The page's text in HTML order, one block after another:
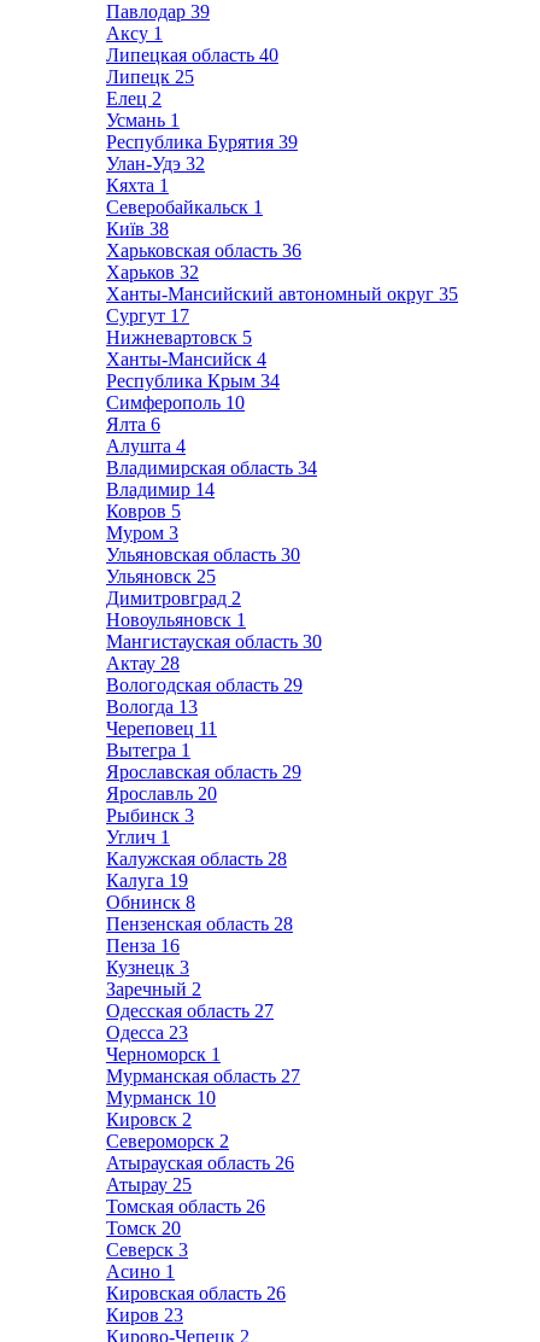
Павлодар 39
Аксу 1
Липецкая область 40
Липецк 25
Елец 2
Усмань 1
Республика Бурятия 39
Улан-Удэ 32
Кяхта 1
Северобайкальск 1
Київ 38
Харьковская область 36
Харьков 32
Ханты-Мансийский автономный округ 35
Сургут 17
Нижневартовск 5
Ханты-Мансийск 4
Республика Крым 34
Симферополь 10
Ялта 6
Алушта 4
Владимирская область 34
Владимир 14
Ковров 5
Муром 3
Ульяновская область 30
Ульяновск 25
Димитровград 2
Новоульяновск 1
Мангистауская область 30
Актау 28
Вологодская область 29
Вологда 13
Череповец 11
Вытегра 1
Ярославская область 29
Ярославль 20
Рыбинск 3
Углич 1
Калужская область 28
Калуга 19
Обнинск 8
Пензенская область 28
Пенза 16
Кузнецк 3
Заречный 2
Одесская область 27
Одесса 23
Черноморск 1
Мурманская область 27
Мурманск 10
Кировск 2
Североморск 2
Атырауская область 26
Атырау 25
Томская область 26
Томск 20
Северск 3
Асино 1
Кировская область 26
Киров 23
Кирово-Чепецк 2